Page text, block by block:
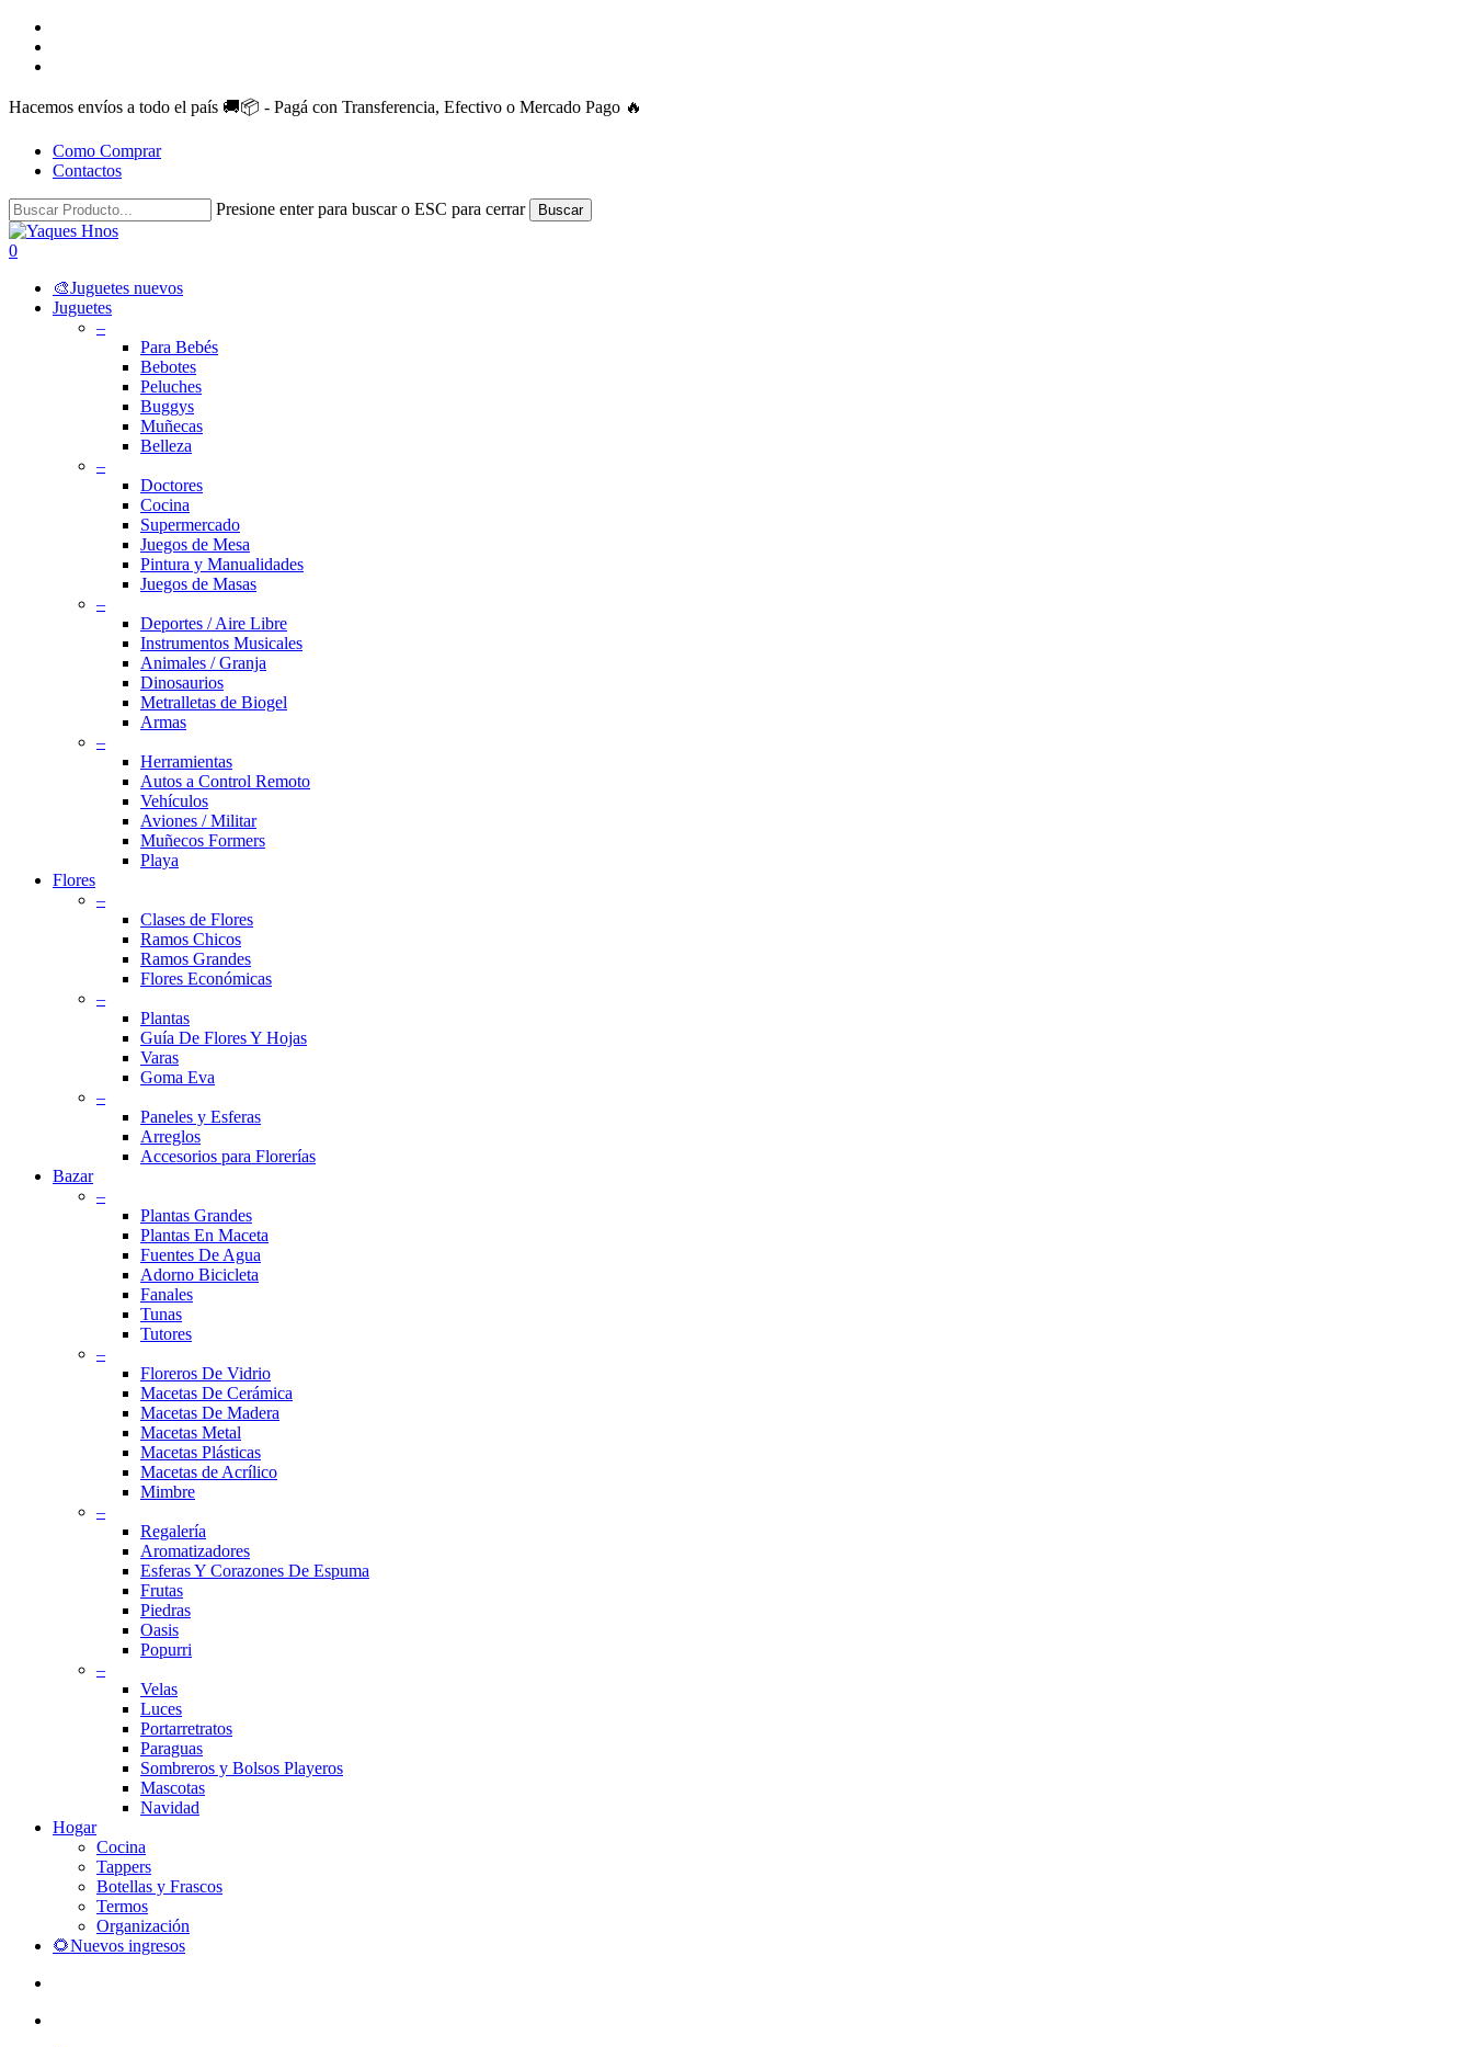
Skip
main
Hacemos envíos a todo el país 🚚📦 - Pagá con Transferencia, Efectivo o Mercado Pago 🔥
Como Comprar
Contactos
Presione enter para buscar o ESC para cerrar Buscar
Close
Search
search
account
0
🎨Juguetes nuevos
Juguetes
–
Para Bebés
Bebotes
Peluches
Buggys
Muñecas
Belleza
–
Doctores
Cocina
Supermercado
Juegos de Mesa
Pintura y Manualidades
Juegos de Masas
–
Deportes / Aire Libre
Instrumentos Musicales
Animales / Granja
Dinosaurios
Metralletas de Biogel
Armas
–
Herramientas
Autos a Control Remoto
Vehículos
Aviones / Militar
Muñecos Formers
Playa
Flores
–
Clases de Flores
Ramos Chicos
Ramos Grandes
Flores Económicas
–
Plantas
Guía De Flores Y Hojas
Varas
Goma Eva
–
Paneles y Esferas
Arreglos
Accesorios para Florerías
Bazar
–
Plantas Grandes
Plantas En Maceta
Fuentes De Agua
Adorno Bicicleta
Fanales
Tunas
Tutores
–
Floreros De Vidrio
Macetas De Cerámica
Macetas De Madera
Macetas Metal
Macetas Plásticas
Macetas de Acrílico
Mimbre
–
Regalería
Aromatizadores
Esferas Y Corazones De Espuma
Frutas
Piedras
Oasis
Popurri
–
Velas
Luces
Portarretratos
Paraguas
Sombreros y Bolsos Playeros
Mascotas
Navidad
Hogar
Cocina
Tappers
Botellas y Frascos
Termos
Organización
🌻Nuevos ingresos